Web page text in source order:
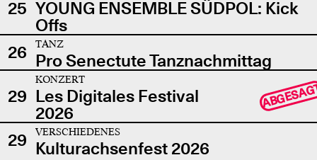
25 YOUNG ENSEMBLE SÜDPOL: Kick
Offs
26
TANZ
Pro Senectute Tanznachmittag
29
KONZERT
Les Digitales Festival
2026
29 VERSCHIEDENES
Kulturachsenfest 2026